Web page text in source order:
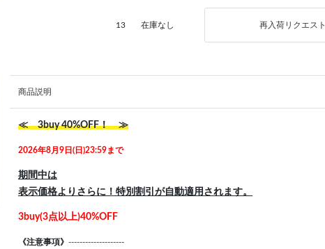
13 在庫なし 再入荷リクエスト
商品説明
≪ 3buy 40%OFF！ ≫
2026年8月9日(日)23:59まで
期間中は
表示価格よりさらに！特別割引が自動適用されます。
3buy(3点以上)40%OFF
《注意事項》 --------------------